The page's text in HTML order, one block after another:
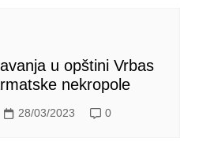
u opštini Vrbas
nekropole
28/03/2023 0